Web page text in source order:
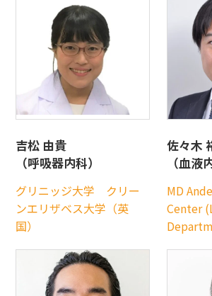
吉松 由貴
（呼吸器内科）
グリニッジ大学 クリー
ンエリザベス大学（英
国）
佐々木
（血液
MD
Center